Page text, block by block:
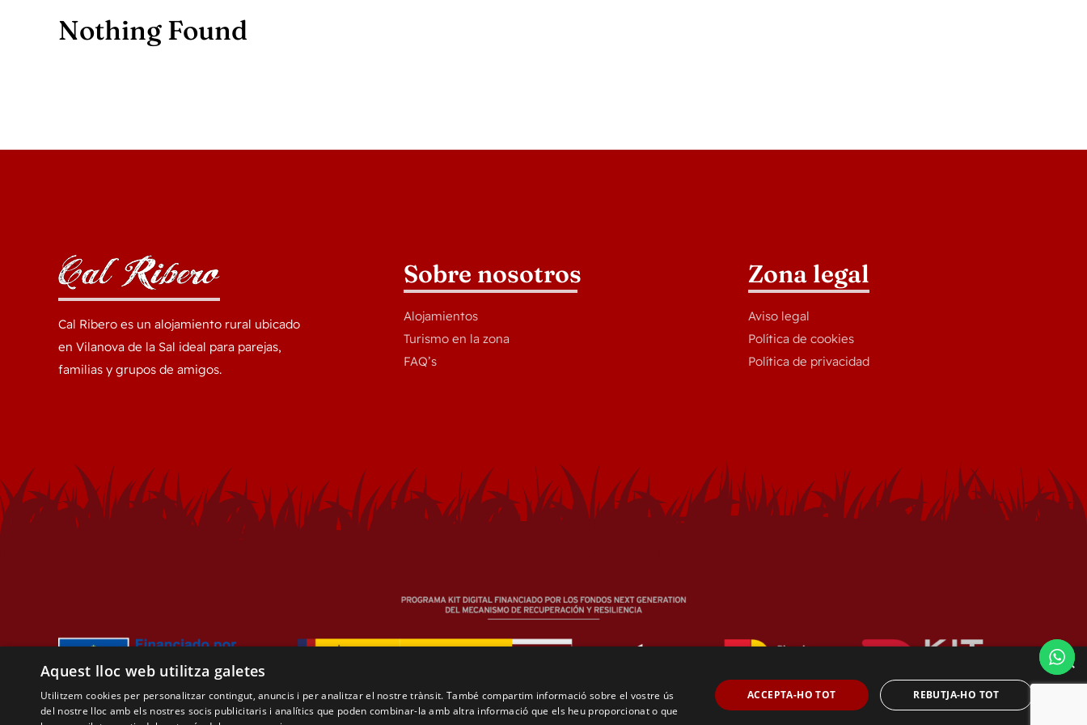
Nothing Found
Cal Ribero es un alojamiento rural ubicado
en Vilanova de la Sal ideal para parejas,
familias y grupos de amigos.
Sobre nosotros
Alojamientos
Turismo en la zona
FAQ’s
Zona legal
Aviso legal
Política de cookies
Política de privacidad
© 2026 | Todos los derechos reservados - Creado con por CompsaOnline
×
Aquest lloc web utilitza galetes
Utilitzem cookies per personalitzar contingut, anuncis i per analitzar el nostre trànsit. També compartim informació sobre el vostre ús
del nostre lloc amb els nostres socis publicitaris i analítics que poden combinar-la amb altra informació que els heu proporcionat o que
ACCEPTA-HO TOT REBUTJA-HO TOT